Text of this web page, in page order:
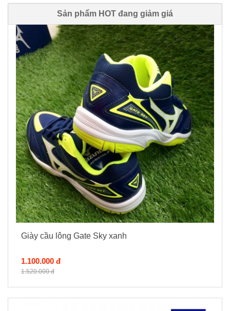
Sản phẩm HOT đang giảm giá
Giày cầu lông Gate Sky xanh
1.100.000 đ
1.520.000 đ